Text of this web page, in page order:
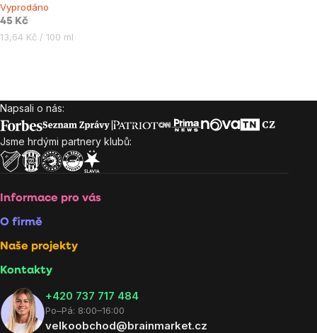
Vyprodáno
45 Kč
Měrná
13,64 Kč / 100 ml
prvky
výpisu
Zápatí
Napsali o nás:
Jsme hrdými partnery klubů:
Informace pro vás
O firmě
Naše projekty
Kontakty
+420 737 717 484
Po–Pá: 8:00–16:00
velkoobchod@brainmarket.cz